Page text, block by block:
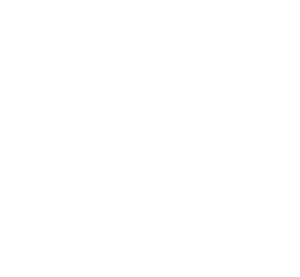
Talleres, escape room y música:
El fichaje más caro de la
costaba 105 millones de euros
Ceuta suma 82 fallecidos en el